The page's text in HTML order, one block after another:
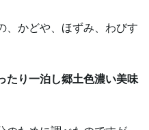
、かどや、ほずみ、わびす
たり一泊し郷土色濃い美味